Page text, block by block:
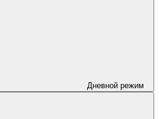
Дневной режим